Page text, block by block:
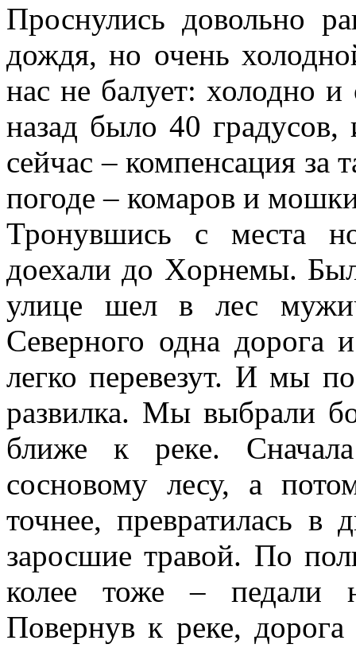
Проснулись довольно
дождя, но очень
нас не балует: холодно
назад было 40 градусов,
сейчас – компенсация за
погоде – комаров и
Тронувшись с места
доехали до Хoрнемы.
улице шел в лес
Северного одна дорога
легко перевезут. И мы
развилка. Мы выбрали
ближе к реке.
сосновому лесу, а
точнее, превратилась в
заросшие травой. По
колее тоже – педали
Повернув к реке,